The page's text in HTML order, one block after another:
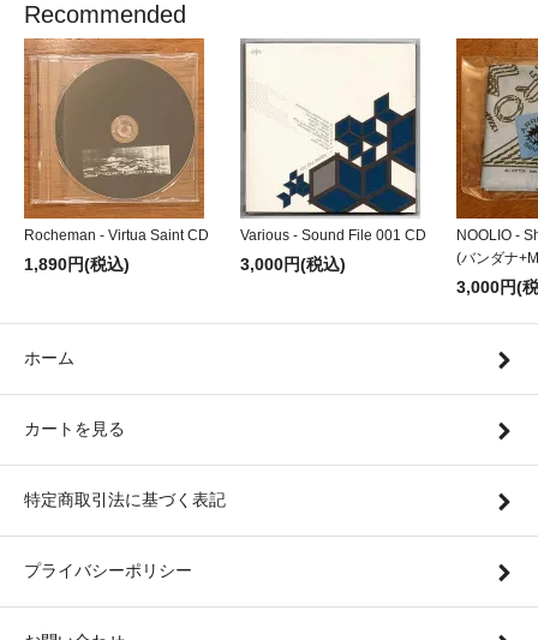
Recommended
Rocheman - Virtua Saint CD
1,890円(税込)
Various - Sound File 001 CD
3,000円(税込)
NOOLIO -
(バンダナ
3,000円(
ホーム
カートを見る
特定商取引法に基づく表記
プライバシーポリシー